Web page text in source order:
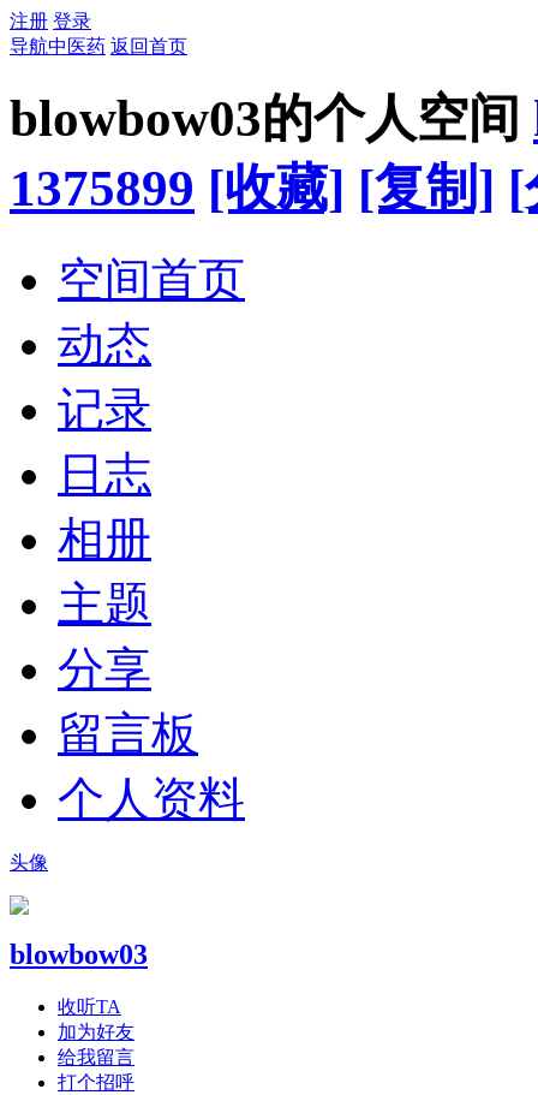
注册 登录
导航中医药 返回首页
blowbow03的个人空间
1375899 [收藏] [复制] [
空间首页
动态
记录
日志
相册
主题
分享
留言板
个人资料
头像
blowbow03
收听TA
加为好友
给我留言
打个招呼